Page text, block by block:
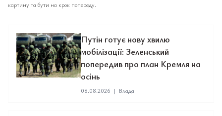
картину та бути на крок попереду.
Путін готує нову хвилю
мобілізації: Зеленський
попередив про план Кремля на
осінь
08.08.2026 | Влада